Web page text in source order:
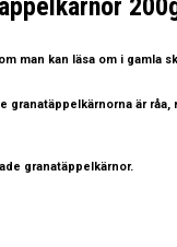
man kan läsa om i
granatäppelkärnorna är
granatäppelkärnor.